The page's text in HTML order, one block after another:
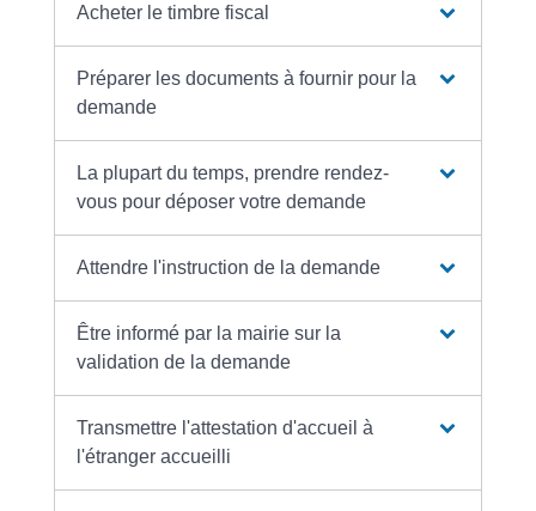
Acheter le timbre fiscal
Préparer les documents à fournir pour la
demande
La plupart du temps, prendre rendez-
vous pour déposer votre demande
Attendre l'instruction de la demande
Être informé par la mairie sur la
validation de la demande
Transmettre l'attestation d'accueil à
l'étranger accueilli